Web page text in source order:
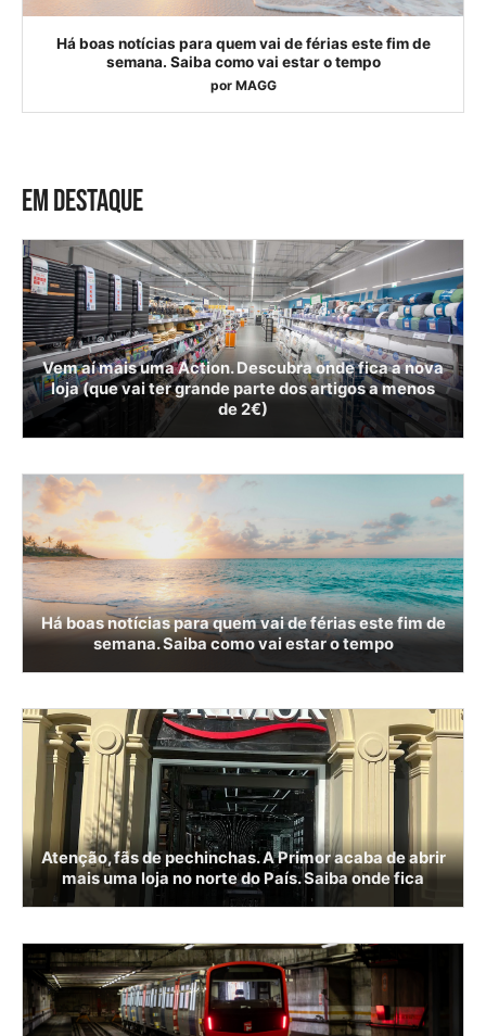
Há boas notícias para quem vai de férias este fim de
semana. Saiba como vai estar o tempo
por MAGG
EM DESTAQUE
Vem aí mais uma Action. Descubra onde fica a nova
loja (que vai ter grande parte dos artigos a menos
de 2€)
Há boas notícias para quem vai de férias este fim de
semana. Saiba como vai estar o tempo
Atenção, fãs de pechinchas. A Primor acaba de abrir
mais uma loja no norte do País. Saiba onde fica